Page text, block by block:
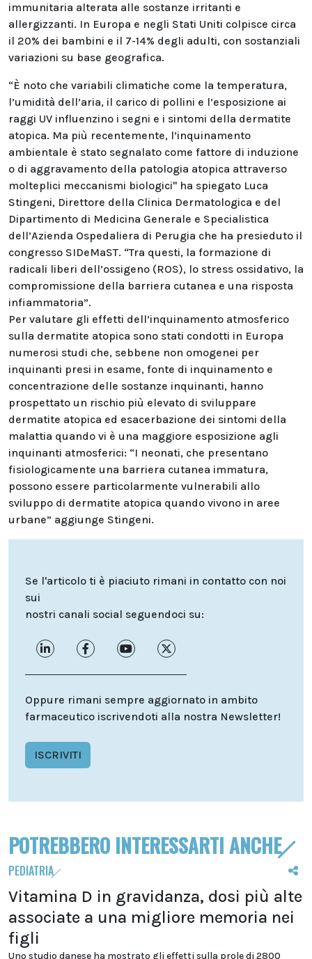
immunitaria alterata alle sostanze irritanti e
allergizzanti. In Europa e negli Stati Uniti colpisce circa
il 20% dei bambini e il 7-14% degli adulti, con sostanziali
variazioni su base geografica.
“È noto che variabili climatiche come la temperatura,
l’umidità dell’aria, il carico di pollini e l’esposizione ai
raggi UV influenzino i segni e i sintomi della dermatite
atopica. Ma più recentemente, l’inquinamento
ambientale è stato segnalato come fattore di induzione
o di aggravamento della patologia atopica attraverso
molteplici meccanismi biologici" ha spiegato Luca
Stingeni, Direttore della Clinica Dermatologica e del
Dipartimento di Medicina Generale e Specialistica
dell’Azienda Ospedaliera di Perugia che ha presieduto il
congresso SIDeMaST. “Tra questi, la formazione di
radicali liberi dell’ossigeno (ROS), lo stress ossidativo, la
compromissione della barriera cutanea e una risposta
infiammatoria”.
Per valutare gli effetti dell’inquinamento atmosferico
sulla dermatite atopica sono stati condotti in Europa
numerosi studi che, sebbene non omogenei per
inquinanti presi in esame, fonte di inquinamento e
concentrazione delle sostanze inquinanti, hanno
prospettato un rischio più elevato di sviluppare
dermatite atopica ed esacerbazione dei sintomi della
malattia quando vi è una maggiore esposizione agli
inquinanti atmosferici: “I neonati, che presentano
fisiologicamente una barriera cutanea immatura,
possono essere particolarmente vulnerabili allo
sviluppo di dermatite atopica quando vivono in aree
urbane” aggiunge Stingeni.
Se l'articolo ti è piaciuto rimani in contatto con noi
sui
nostri canali social seguendoci su:
Oppure rimani sempre aggiornato in ambito
farmaceutico iscrivendoti alla nostra Newsletter!
ISCRIVITI
POTREBBERO INTERESSARTI ANCHE
PEDIATRIA
Vitamina D in gravidanza, dosi più alte
associate a una migliore memoria nei
figli
Uno studio danese ha mostrato gli effetti sulla prole di 2800